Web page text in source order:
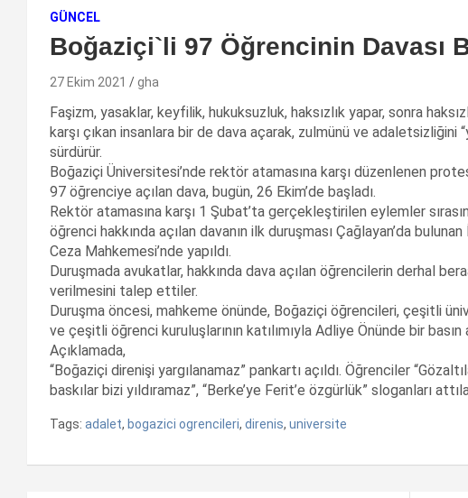
GÜNCEL
Boğaziçi`li 97 Öğrencinin Davası
27 Ekim 2021 gha
Faşizm, yasaklar, keyfilik, hukuksuzluk, haksızlık yapar, sonra
karşı çıkan insanlara bir de dava açarak, zulmünü ve adaletsizliğini
sürdürür.
Boğaziçi Üniversitesi’nde rektör atamasına karşı düzenlenen
97 öğrenciye açılan dava, bugün, 26 Ekim’de başladı.
Rektör atamasına karşı 1 Şubat’ta gerçekleştirilen eylemler
öğrenci hakkında açılan davanın ilk duruşması Çağlayan’da
Ceza Mahkemesi’nde yapıldı.
Duruşmada avukatlar, hakkında dava açılan öğrencilerin derhal
verilmesini talep ettiler.
Duruşma öncesi, mahkeme önünde, Boğaziçi öğrencileri, çeşitli
ve çeşitli öğrenci kuruluşlarının katılımıyla Adliye Önünde bir basın
Açıklamada,
“Boğaziçi direnişi yargılanamaz” pankartı açıldı. Öğrenciler
baskılar bizi yıldıramaz”, “Berke’ye Ferit’e özgürlük” sloganları
Tags: adalet, bogazici ogrencileri, direnis, universite